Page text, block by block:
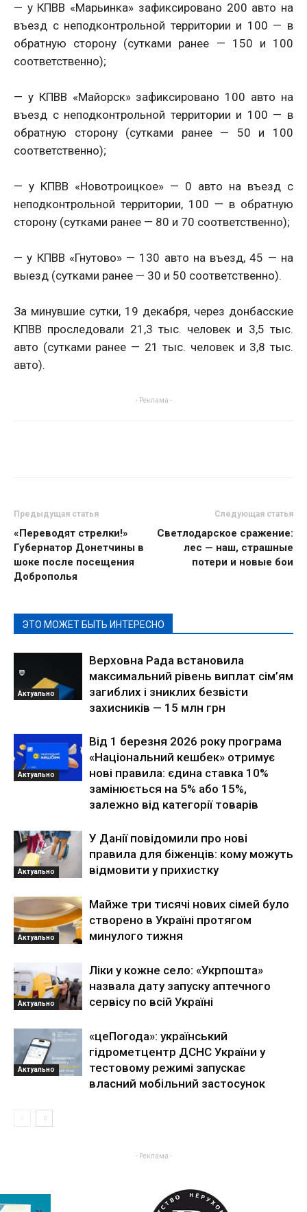
— у КПВВ «Марьинка» зафиксировано 200 авто на
въезд с неподконтрольной территории и 100 — в
обратную сторону (сутками ранее — 150 и 100
соответственно);
— у КПВВ «Майорск» зафиксировано 100 авто на
въезд с неподконтрольной территории и 100 — в
обратную сторону (сутками ранее — 50 и 100
соответственно);
— у КПВВ «Новотроицкое» — 0 авто на въезд с
неподконтрольной территории, 100 — в обратную
сторону (сутками ранее — 80 и 70 соответственно);
— у КПВВ «Гнутово» — 130 авто на въезд, 45 — на
выезд (сутками ранее — 30 и 50 соответственно).
За минувшие сутки, 19 декабря, через донбасские
КПВВ проследовали 21,3 тыс. человек и 3,5 тыс.
авто (сутками ранее — 21 тыс. человек и 3,8 тыс.
авто).
- Реклама -
Предыдущая статья
«Переводят стрелки!»
Губернатор Донетчины в
шоке после посещения
Доброполья
Следующая статья
Светлодарское сражение:
лес — наш, страшные
потери и новые бои
ЭТО МОЖЕТ БЫТЬ ИНТЕРЕСНО
Актуально
Верховна Рада встановила
максимальний рівень виплат сім’ям
загиблих і зниклих безвісти
захисників — 15 млн грн
Актуально
Від 1 березня 2026 року програма
«Національний кешбек» отримує
нові правила: єдина ставка 10%
замінюється на 5% або 15%,
залежно від категорії товарів
Актуально
У Данії повідомили про нові
правила для біженців: кому можуть
відмовити у прихистку
Актуально
Майже три тисячі нових сімей було
створено в Україні протягом
минулого тижня
Актуально
Ліки у кожне село: «Укрпошта»
назвала дату запуску аптечного
сервісу по всій Україні
Актуально
«цеПогода»: український
гідрометцентр ДСНС України у
тестовому режимі запускає
власний мобільний застосунок
- Реклама -